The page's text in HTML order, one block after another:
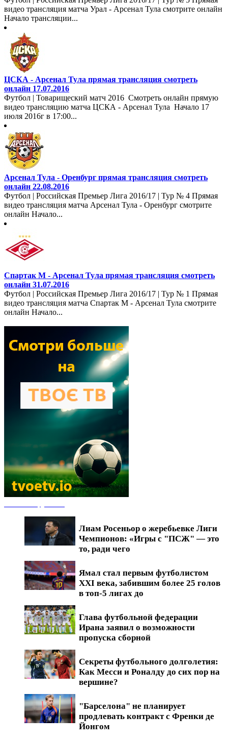
видео трансляция матча Урал - Арсенал Тула смотрите онлайн
Начало трансляции...
ЦСКА - Арсенал Тула прямая трансляция смотреть
онлайн 17.07.2016
Футбол | Товарищеский матч 2016 Смотреть онлайн прямую
видео трансляцию матча ЦСКА - Арсенал Тула Начало 17
июля 2016г в 17:00...
Арсенал Тула - Оренбург прямая трансляция смотреть
онлайн 22.08.2016
Футбол | Российская Премьер Лига 2016/17 | Тур № 4 Прямая
видео трансляция матча Арсенал Тула - Оренбург смотрите
онлайн Начало...
Спартак М - Арсенал Тула прямая трансляция смотреть
онлайн 31.07.2016
Футбол | Российская Премьер Лига 2016/17 | Тур № 1 Прямая
видео трансляция матча Спартак М - Арсенал Тула смотрите
онлайн Начало...
Лиам Росеньор о жеребьевке Лиги
Чемпионов: «Игры с "ПСЖ" — это
то, ради чего
Ямал стал первым футболистом
XXI века, забившим более 25 голов
в топ-5 лигах до
Глава футбольной федерации
Ирана заявил о возможности
пропуска сборной
Секреты футбольного долголетия:
Как Месси и Роналду до сих пор на
вершине?
"Барселона" не планирует
продлевать контракт с Френки де
Йонгом